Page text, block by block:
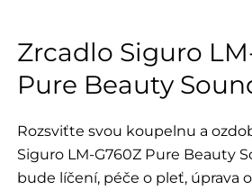
Zrcadlo Siguro
Pure Beauty
Rozsviťte svou koupelnu a
Siguro LM-G760Z Pure Beauty
bude líčení, péče o pleť, úprava